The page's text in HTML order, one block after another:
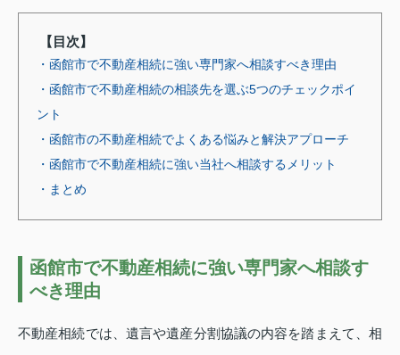
【目次】
・函館市で不動産相続に強い専門家へ相談すべき理由
・函館市で不動産相続の相談先を選ぶ5つのチェックポイ
ント
・函館市の不動産相続でよくある悩みと解決アプローチ
・函館市で不動産相続に強い当社へ相談するメリット
・まとめ
函館市で不動産相続に強い専門家へ相談す
べき理由
不動産相続では、遺言や遺産分割協議の内容を踏まえて、相